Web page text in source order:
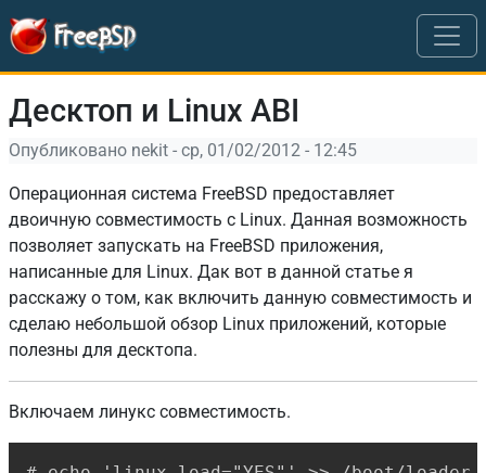
Десктоп и Linux ABI
Опубликовано nekit - ср, 01/02/2012 - 12:45
Операционная система FreeBSD предоставляет
двоичную совместимость с Linux. Данная возможность
позволяет запускать на FreeBSD приложения,
написанные для Linux. Дак вот в данной статье я
расскажу о том, как включить данную совместимость и
сделаю небольшой обзор Linux приложений, которые
полезны для десктопа.
Включаем линукс совместимость.